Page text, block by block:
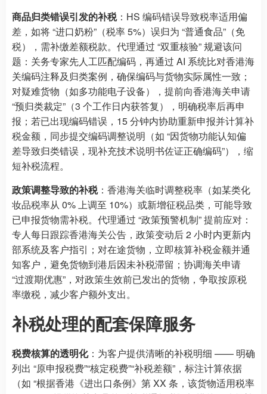
商品归类错误引发的补税：HS 编码错误导致税率适用偏
差，如将 “进口奶粉”（税率 5%）误归为 “普通食品”（免
税），需补缴差额税款。代理通过 “双重核验” 规避该问
题：关务专家先人工匹配编码，再通过 AI 系统比对香港海
关编码注释及归类案例，确保编码与货物实际属性一致；
对疑难货物（如多功能电子设备），提前向香港海关申请
“预归类裁定”（3 个工作日内获答复），明确税率后再申
报；若已出现编码错误，15 分钟内协助重新申报并计算补
税金额，同步提交编码调整说明（如 “因货物功能认知偏
差导致归类错误，现补充技术说明书佐证正确编码”），缩
短补税流程。
政策调整导致的补税：香港海关临时调整税率（如某类化
妆品税率从 0% 上调至 10%）或新增征税品类，可能导致
已申报货物需补税。代理通过 “政策预警机制” 提前应对：
专人每日跟踪香港海关公告，政策变动后 2 小时内更新内
部系统及客户指引；对在途货物，立即核算补税金额并通
知客户，避免货物到港后因未补税滞留；协调海关申请
“过渡期优惠”，对政策生效前已发出的货物，争取按原税
率缴税，减少客户额外支出。
补税处理的配套保障服务
税费核算的透明化：为客户提供清晰的补税明细 —— 明确
列出 “原申报税费”“核定税费”“补税差额”，标注计算依据
（如 “根据香港《进出口条例》第 XX 条，该货物适用税率